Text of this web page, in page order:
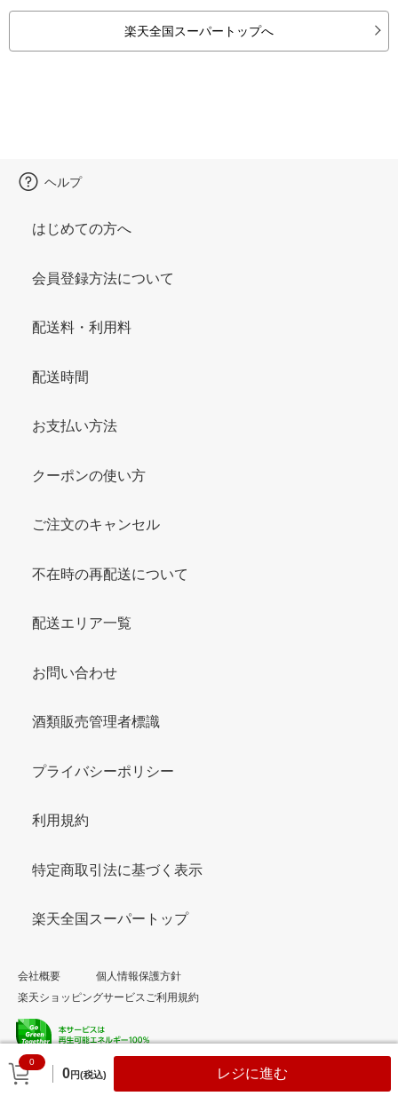
楽天全国スーパートップへ
0
0円(税込) レジに進む
ヘルプ
はじめての方へ
会員登録方法について
配送料・利用料
配送時間
お支払い方法
クーポンの使い方
ご注文のキャンセル
不在時の再配送について
配送エリア一覧
お問い合わせ
酒類販売管理者標識
プライバシーポリシー
利用規約
特定商取引法に基づく表示
楽天全国スーパートップ
会社概要
個人情報保護方針
楽天ショッピングサービスご利用規約
© Rakuten Group, Inc.